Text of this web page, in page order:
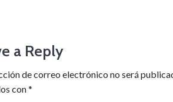
a Reply
de correo electrónico no será
con*